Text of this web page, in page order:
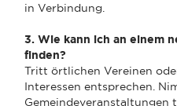
in Verbindung.
3. Wie kann ich an einem
finden?
Tritt örtlichen Vereinen
Interessen entsprechen.
Gemeindeveranstaltungen